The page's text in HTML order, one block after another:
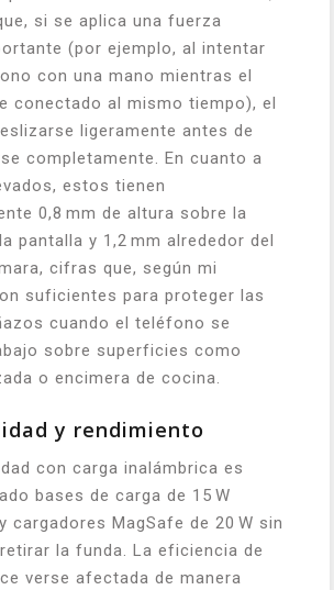
si se aplica una fuerza
(por ejemplo, al intentar
con una mano mientras el
conectado al mismo tiempo), el
ligeramente antes de
completamente. En cuanto a
estos tienen
0,8 mm de altura sobre la
pantalla y 1,2 mm alrededor del
cifras que, según mi
suficientes para proteger las
cuando el teléfono se
sobre superficies como
o encimera de cocina.
y rendimiento
con carga inalámbrica es
bases de carga de 15 W
cargadores MagSafe de 20 W sin
la funda. La eficiencia de
verse afectada de manera